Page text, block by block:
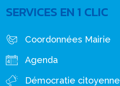
SERVICES EN 1 CLIC
Coordonnées Mairie
Agenda
Démocratie citoyenne